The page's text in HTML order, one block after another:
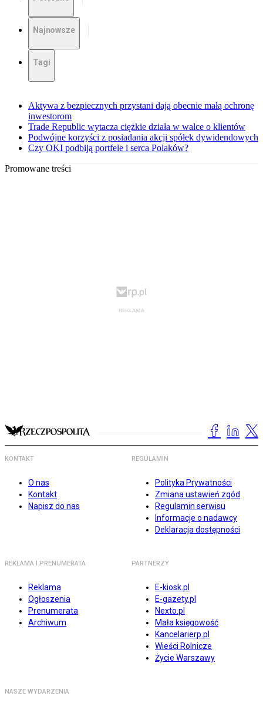
Najnowsze
Tagi
Aktywa z bezpiecznych przystani dają obecnie małą ochronę
inwestorom
Trade Republic wytacza ciężkie działa w walce o klientów
Podwójne korzyści z posiadania akcji spółek dywidendowych
Czy OKI podbiją portfele i serca Polaków?
Promowane treści
KONTAKT
O nas
Kontakt
Napisz do nas
REGULAMIN
Polityka Prywatności
Zmiana ustawień zgód
Regulamin serwisu
Informacje o nadawcy
Deklaracja dostępności
REKLAMA I PRENUMERATA
Reklama
Ogłoszenia
Prenumerata
Archiwum
PARTNERZY
E-kiosk.pl
E-gazety.pl
Nexto.pl
Mała księgowość
Kancelarierp.pl
Wieści Rolnicze
Życie Warszawy
NASZE WYDARZENIA